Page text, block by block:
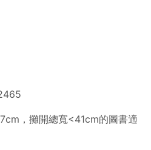
，攤開總寬<41cm的圖書適